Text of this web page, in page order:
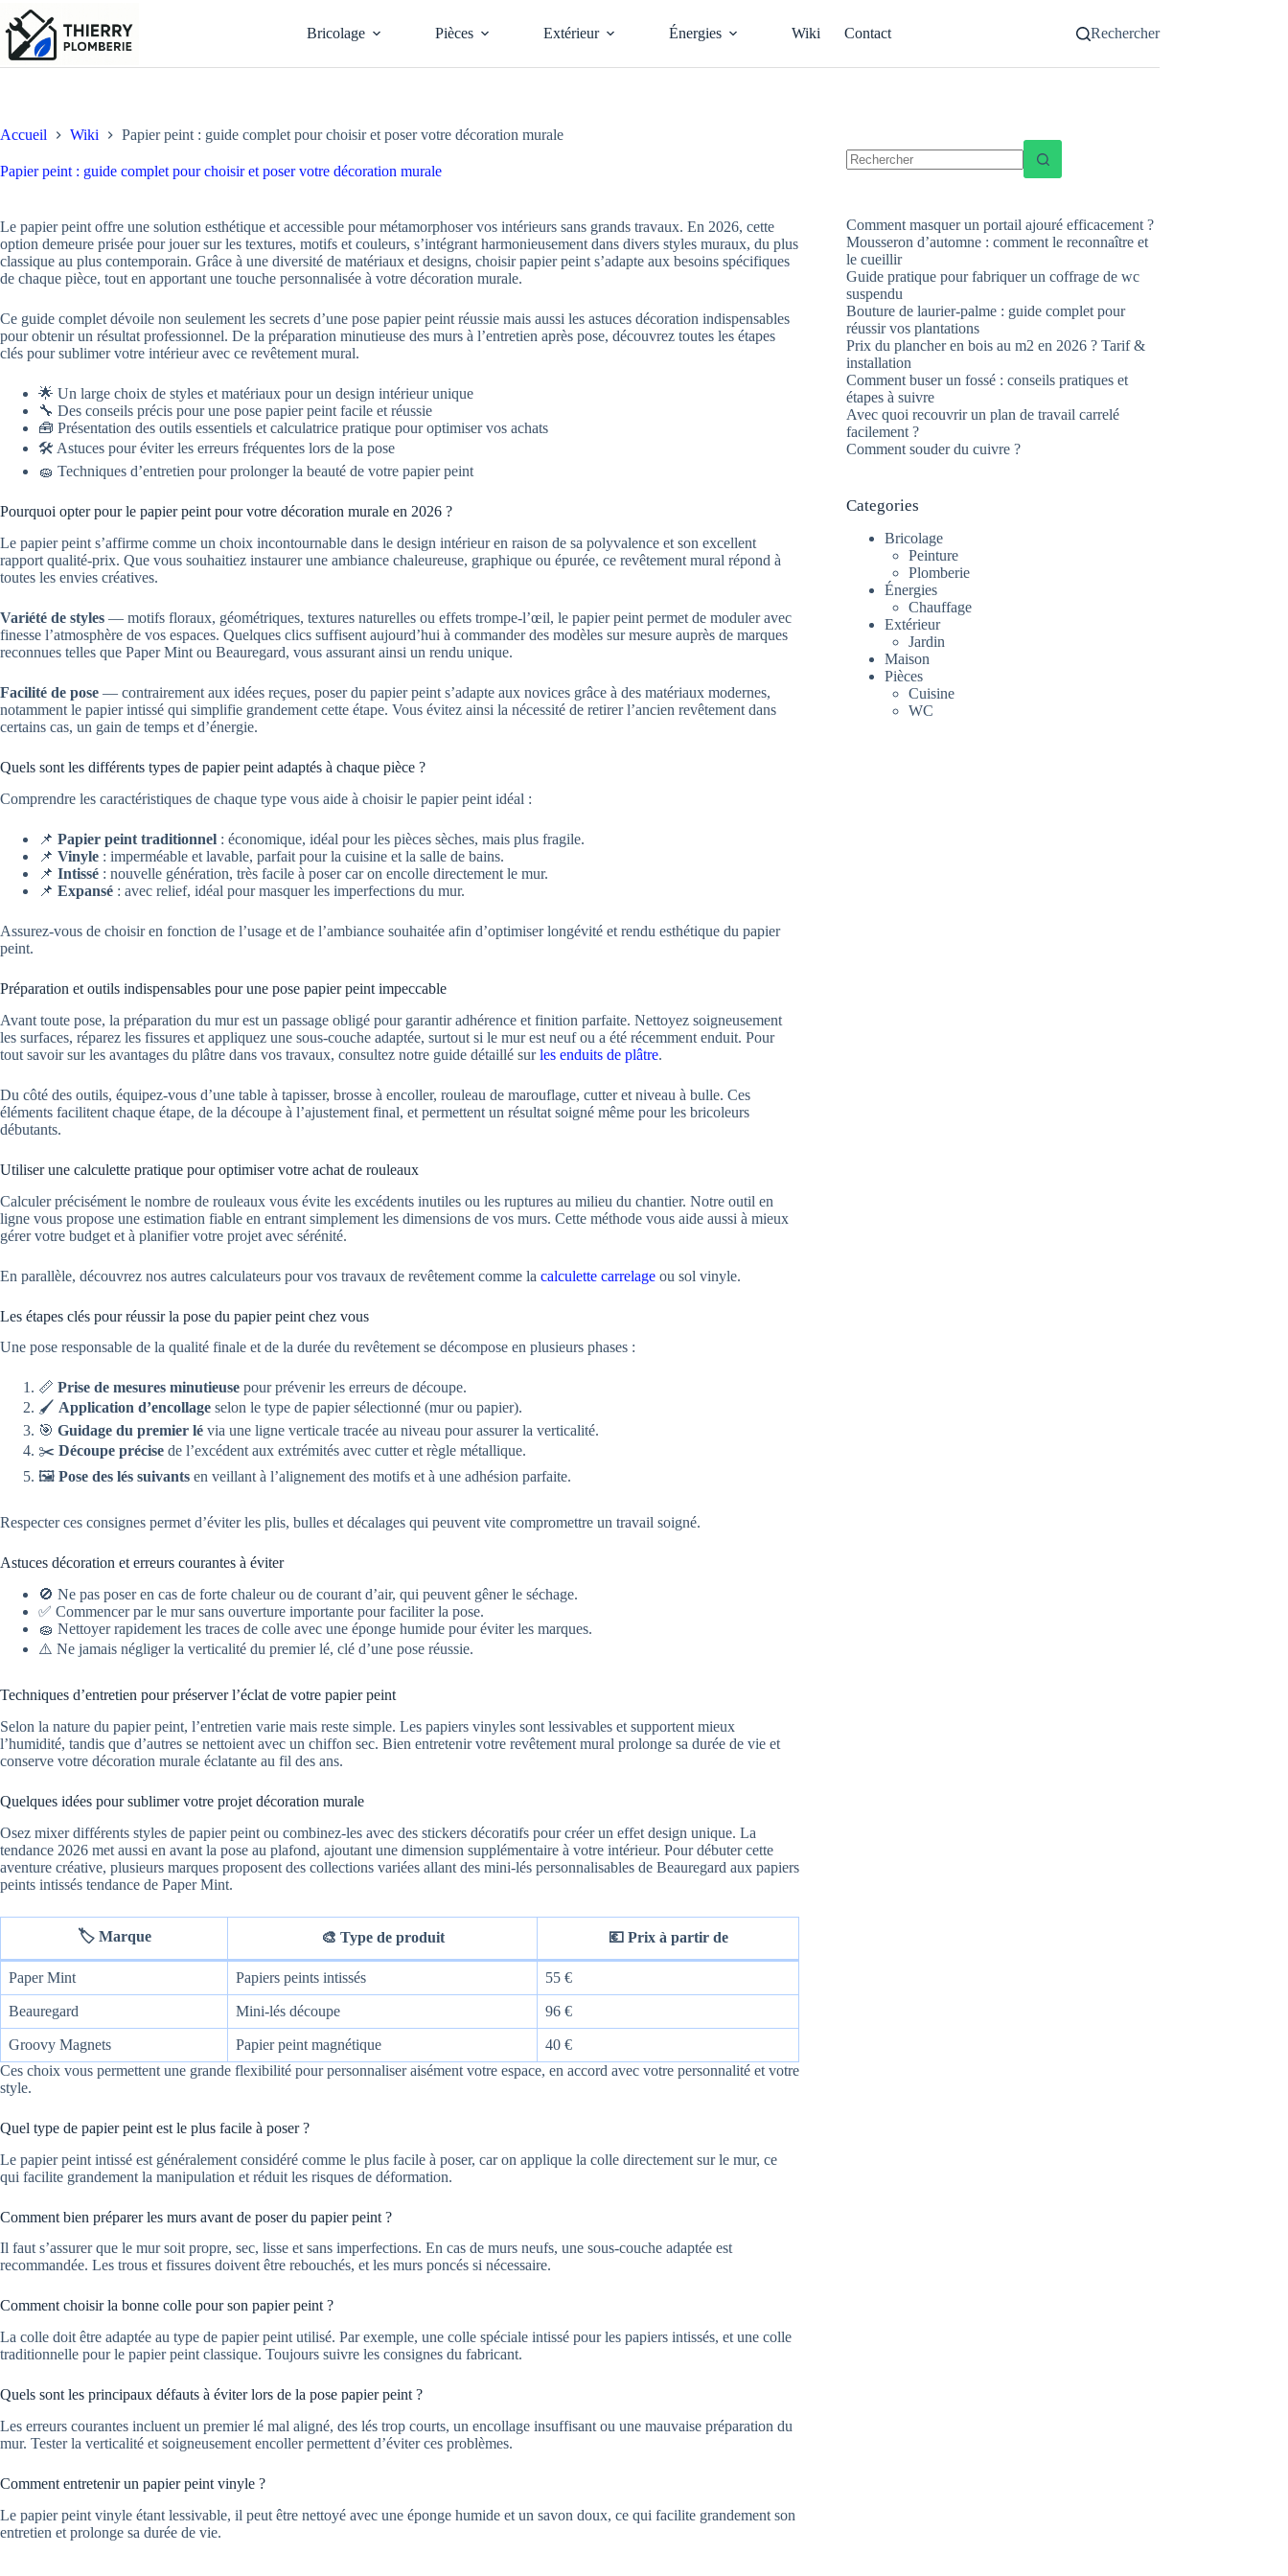
Passer
au
contenu
Bricolage Pièces Extérieur Énergies Wiki Contact Rechercher
Accueil Wiki Papier peint : guide complet pour choisir et poser votre décoration murale
Papier peint : guide complet pour choisir et poser votre décoration murale
Le papier peint offre une solution esthétique et accessible pour métamorphoser vos intérieurs sans grands travaux. En 2026, cette
option demeure prisée pour jouer sur les textures, motifs et couleurs, s’intégrant harmonieusement dans divers styles muraux, du plus
classique au plus contemporain. Grâce à une diversité de matériaux et designs, choisir papier peint s’adapte aux besoins spécifiques
de chaque pièce, tout en apportant une touche personnalisée à votre décoration murale.
Ce guide complet dévoile non seulement les secrets d’une pose papier peint réussie mais aussi les astuces décoration indispensables
pour obtenir un résultat professionnel. De la préparation minutieuse des murs à l’entretien après pose, découvrez toutes les étapes
clés pour sublimer votre intérieur avec ce revêtement mural.
🌟 Un large choix de styles et matériaux pour un design intérieur unique
🔧 Des conseils précis pour une pose papier peint facile et réussie
🧰 Présentation des outils essentiels et calculatrice pratique pour optimiser vos achats
🛠 Astuces pour éviter les erreurs fréquentes lors de la pose
🧽 Techniques d’entretien pour prolonger la beauté de votre papier peint
Pourquoi opter pour le papier peint pour votre décoration murale en 2026 ?
Le papier peint s’affirme comme un choix incontournable dans le design intérieur en raison de sa polyvalence et son excellent
rapport qualité-prix. Que vous souhaitiez instaurer une ambiance chaleureuse, graphique ou épurée, ce revêtement mural répond à
toutes les envies créatives.
Variété de styles — motifs floraux, géométriques, textures naturelles ou effets trompe-l’œil, le papier peint permet de moduler avec
finesse l’atmosphère de vos espaces. Quelques clics suffisent aujourd’hui à commander des modèles sur mesure auprès de marques
reconnues telles que Paper Mint ou Beauregard, vous assurant ainsi un rendu unique.
Facilité de pose — contrairement aux idées reçues, poser du papier peint s’adapte aux novices grâce à des matériaux modernes,
notamment le papier intissé qui simplifie grandement cette étape. Vous évitez ainsi la nécessité de retirer l’ancien revêtement dans
certains cas, un gain de temps et d’énergie.
Quels sont les différents types de papier peint adaptés à chaque pièce ?
Comprendre les caractéristiques de chaque type vous aide à choisir le papier peint idéal :
📌 Papier peint traditionnel : économique, idéal pour les pièces sèches, mais plus fragile.
📌 Vinyle : imperméable et lavable, parfait pour la cuisine et la salle de bains.
📌 Intissé : nouvelle génération, très facile à poser car on encolle directement le mur.
📌 Expansé : avec relief, idéal pour masquer les imperfections du mur.
Assurez-vous de choisir en fonction de l’usage et de l’ambiance souhaitée afin d’optimiser longévité et rendu esthétique du papier
peint.
Préparation et outils indispensables pour une pose papier peint impeccable
Avant toute pose, la préparation du mur est un passage obligé pour garantir adhérence et finition parfaite. Nettoyez soigneusement
les surfaces, réparez les fissures et appliquez une sous-couche adaptée, surtout si le mur est neuf ou a été récemment enduit. Pour
tout savoir sur les avantages du plâtre dans vos travaux, consultez notre guide détaillé surles enduits de plâtre.
Du côté des outils, équipez-vous d’une table à tapisser, brosse à encoller, rouleau de marouflage, cutter et niveau à bulle. Ces
éléments facilitent chaque étape, de la découpe à l’ajustement final, et permettent un résultat soigné même pour les bricoleurs
débutants.
Utiliser une calculette pratique pour optimiser votre achat de rouleaux
Calculer précisément le nombre de rouleaux vous évite les excédents inutiles ou les ruptures au milieu du chantier. Notre outil en
ligne vous propose une estimation fiable en entrant simplement les dimensions de vos murs. Cette méthode vous aide aussi à mieux
gérer votre budget et à planifier votre projet avec sérénité.
En parallèle, découvrez nos autres calculateurs pour vos travaux de revêtement comme la calculette carrelage ou sol vinyle.
Les étapes clés pour réussir la pose du papier peint chez vous
Une pose responsable de la qualité finale et de la durée du revêtement se décompose en plusieurs phases :
📏 Prise de mesures minutieuse pour prévenir les erreurs de découpe.
🖌 Application d’encollage selon le type de papier sélectionné (mur ou papier).
🎯 Guidage du premier lé via une ligne verticale tracée au niveau pour assurer la verticalité.
✂️ Découpe précise de l’excédent aux extrémités avec cutter et règle métallique.
🖼 Pose des lés suivants en veillant à l’alignement des motifs et à une adhésion parfaite.
Respecter ces consignes permet d’éviter les plis, bulles et décalages qui peuvent vite compromettre un travail soigné.
Astuces décoration et erreurs courantes à éviter
🚫 Ne pas poser en cas de forte chaleur ou de courant d’air, qui peuvent gêner le séchage.
✅ Commencer par le mur sans ouverture importante pour faciliter la pose.
🧽 Nettoyer rapidement les traces de colle avec une éponge humide pour éviter les marques.
⚠️ Ne jamais négliger la verticalité du premier lé, clé d’une pose réussie.
Techniques d’entretien pour préserver l’éclat de votre papier peint
Selon la nature du papier peint, l’entretien varie mais reste simple. Les papiers vinyles sont lessivables et supportent mieux
l’humidité, tandis que d’autres se nettoient avec un chiffon sec. Bien entretenir votre revêtement mural prolonge sa durée de vie et
conserve votre décoration murale éclatante au fil des ans.
Quelques idées pour sublimer votre projet décoration murale
Osez mixer différents styles de papier peint ou combinez-les avec des stickers décoratifs pour créer un effet design unique. La
tendance 2026 met aussi en avant la pose au plafond, ajoutant une dimension supplémentaire à votre intérieur. Pour débuter cette
aventure créative, plusieurs marques proposent des collections variées allant des mini-lés personnalisables de Beauregard aux papiers
peints intissés tendance de Paper Mint.
🏷 Marque 🎨 Type de produit 💶 Prix à partir de
Paper Mint Papiers peints intissés 55 €
Beauregard Mini-lés découpe 96 €
Groovy Magnets Papier peint magnétique
40 €
Ces choix vous permettent une grande flexibilité pour personnaliser aisément votre espace, en accord avec votre personnalité et votre
style.
Quel type de papier peint est le plus facile à poser ?
Le papier peint intissé est généralement considéré comme le plus facile à poser, car on applique la colle directement sur le mur, ce
qui facilite grandement la manipulation et réduit les risques de déformation.
Comment bien préparer les murs avant de poser du papier peint ?
Il faut s’assurer que le mur soit propre, sec, lisse et sans imperfections. En cas de murs neufs, une sous-couche adaptée est
recommandée. Les trous et fissures doivent être rebouchés, et les murs poncés si nécessaire.
Comment choisir la bonne colle pour son papier peint ?
La colle doit être adaptée au type de papier peint utilisé. Par exemple, une colle spéciale intissé pour les papiers intissés, et une colle
traditionnelle pour le papier peint classique. Toujours suivre les consignes du fabricant.
Quels sont les principaux défauts à éviter lors de la pose papier peint ?
Les erreurs courantes incluent un premier lé mal aligné, des lés trop courts, un encollage insuffisant ou une mauvaise préparation du
mur. Tester la verticalité et soigneusement encoller permettent d’éviter ces problèmes.
Comment entretenir un papier peint vinyle ?
Le papier peint vinyle étant lessivable, il peut être nettoyé avec une éponge humide et un savon doux, ce qui facilite grandement son
entretien et prolonge sa durée de vie.
Comment masquer un portail ajouré efficacement ?
Mousseron d’automne : comment le reconnaître et
le cueillir
Guide pratique pour fabriquer un coffrage de wc
suspendu
Bouture de laurier-palme : guide complet pour
réussir vos plantations
Prix du plancher en bois au m2 en 2026 ? Tarif &
installation
Comment buser un fossé : conseils pratiques et
étapes à suivre
Avec quoi recouvrir un plan de travail carrelé
facilement ?
Comment souder du cuivre ?
Categories
Bricolage
Peinture
Plomberie
Énergies
Chauffage
Extérieur
Jardin
Maison
Pièces
Cuisine
WC